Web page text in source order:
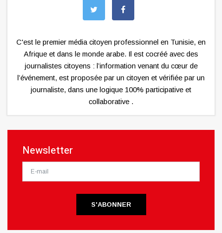
C'est le premier média citoyen professionnel en Tunisie, en
Afrique et dans le monde arabe. Il est cocréé avec des
journalistes citoyens : l’information venant du cœur de
l’événement, est proposée par un citoyen et vérifiée par un
journaliste, dans une logique 100% participative et
collaborative .
Newsletter
S'ABONNER